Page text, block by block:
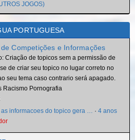
JOGOS)
PORTUGUESA
Competições e Informações
Criação de topicos sem a permissão de
de criar seu topico no lugar correto no
seu tema caso contrario será apagado.
Racismo Pornografia
informacoes do topico gera … · 4 anos